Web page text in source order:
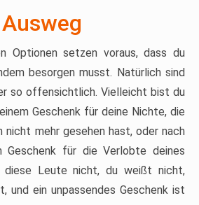
Optionen setzen voraus, dass du
besorgen musst. Natürlich sind
so offensichtlich. Vielleicht bist du
Geschenk für deine Nichte, die
nicht mehr gesehen hast, oder nach
Geschenk für die Verlobte deines
diese Leute nicht, du weißt nicht,
und ein unpassendes Geschenk ist